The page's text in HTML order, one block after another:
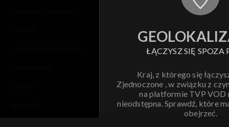
ŁĄCZYSZ SIĘ SPOZA
Kraj, z którego się
Zjednoczone , w związku z
na platformie TVP VOD
nieodstępna. Sprawdź, które
obejrzeć.